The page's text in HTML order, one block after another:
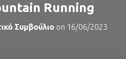
Running
Συμβούλιο on 16/06/2023